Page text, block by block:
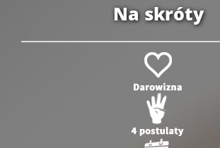
Na skróty